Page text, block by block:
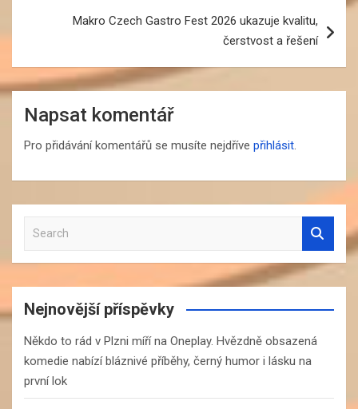
Makro Czech Gastro Fest 2026 ukazuje kvalitu,
čerstvost a řešení
Napsat komentář
Pro přidávání komentářů se musíte nejdříve přihlásit.
a
r
c
Nejnovější příspěvky
Někdo to rád v Plzni míří na Oneplay. Hvězdně obsazená
komedie nabízí bláznivé příběhy, černý humor i lásku na
první lok